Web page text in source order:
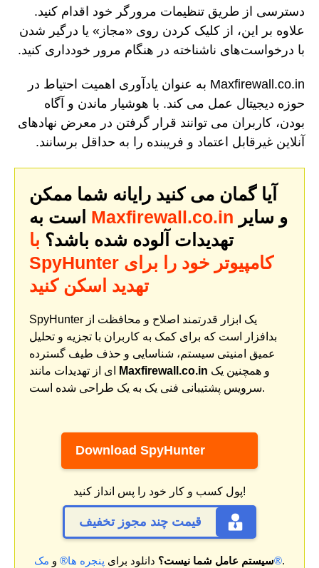
دسترسی از طریق تنظیمات مرورگر خود اقدام کنید.
علاوه بر این، از کلیک کردن روی «مجاز» یا درگیر شدن
با درخواست‌های ناشناخته در هنگام مرور خودداری کنید.
Maxfirewall.co.in به عنوان یادآوری اهمیت احتیاط در
حوزه دیجیتال عمل می کند. با هوشیار ماندن و آگاه
بودن، کاربران می توانند قرار گرفتن در معرض نهادهای
آنلاین غیرقابل اعتماد و فریبنده را به حداقل برسانند.
آیا گمان می کنید رایانه شما ممکن
Maxfirewall.co.in
تهدیدات آلوده شده باشد؟ با
SpyHunter کامپیوتر خود را برای
تهدید اسکن کنید
SpyHunter یک ابزار قدرتمند اصلاح و محافظت از
بدافزار است که برای کمک به کاربران با تجزیه و تحلیل
عمیق امنیتی سیستم، شناسایی و حذف طیف گسترده
Maxfirewall.co.in
سرویس پشتیبانی فنی یک به یک طراحی شده است.
Download SpyHunter
پول کسب و کار خود را پس انداز کنید!
قیمت چند مجوز تخفیف
سیستم عامل شما نیست؟ دانلود برای پنجره ها® و مک®.